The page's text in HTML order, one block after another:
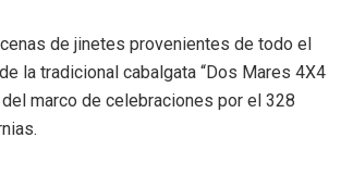
de jinetes provenientes de todo el
la tradicional cabalgata “Dos Mares 4X4
marco de celebraciones por el 328